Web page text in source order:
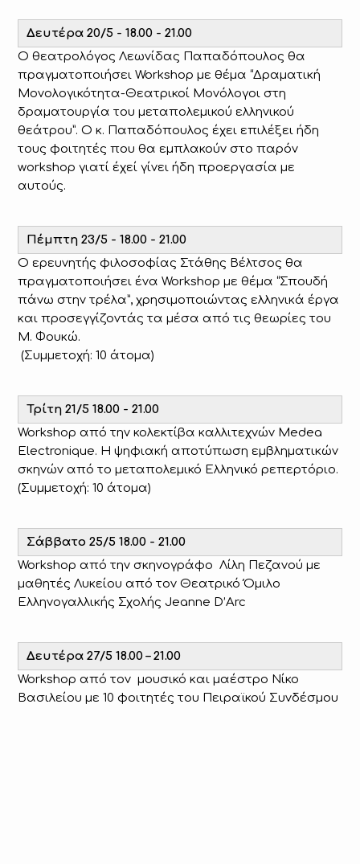
Δευτέρα 20/5 - 18.00 - 21.00
Ο θεατρολόγος Λεωνίδας Παπαδόπουλος θα
πραγματοποιήσει Workshop με θέμα “Δραματική
Μονολογικότητα-Θεατρικοί Μονόλογοι στη
δραματουργία του μεταπολεμικού ελληνικού
θεάτρου”. Ο κ. Παπαδόπουλος έχει επιλέξει ήδη
τους φοιτητές που θα εμπλακούν στο παρόν
workshop γιατί έχεί γίνει ήδη προεργασία με
αυτούς.
Πέμπτη 23/5 - 18.00 - 21.00
Ο ερευνητής φιλοσοφίας Στάθης Βέλτσος θα
πραγματοποιήσει ένα Workshop με θέμα “Σπουδή
πάνω στην τρέλα”, χρησιμοποιώντας ελληνικά έργα
και προσεγγίζοντάς τα μέσα από τις θεωρίες του
Μ. Φουκώ.
(Συμμετοχή: 10 άτομα)
Τρίτη 21/5 18.00 - 21.00
Workshop από την κολεκτίβα καλλιτεχνών Medea
Electronique. Η ψηφιακή αποτύπωση εμβληματικών
σκηνών από το μεταπολεμικό Ελληνικό ρεπερτόριο.
(Συμμετοχή: 10 άτομα)
Σάββατο 25/5 18.00 - 21.00
Workshop από την σκηνογράφο Λίλη Πεζανού με
μαθητές Λυκείου από τον Θεατρικό Όμιλο
Ελληνογαλλικής Σχολής Jeanne D’Arc
Δευτέρα 27/5 18.00 – 21.00
Workshop από τον μουσικό και μαέστρο Νίκο
Βασιλείου με 10 φοιτητές του Πειραϊκού Συνδέσμου